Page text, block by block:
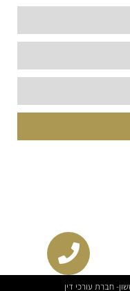
חברת עורכי דין